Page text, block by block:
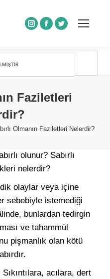
Instagram
Facebook
Twitter
Faziletleri
Olmanın Faziletleri Nelerdir?
olunur? Sabırlı
nelerdir?
olaylar veya içine
sebebiyle istemediği
bunlardan tedirgin
ve tahammül
pişmanlık olan kötü
acılara, dert